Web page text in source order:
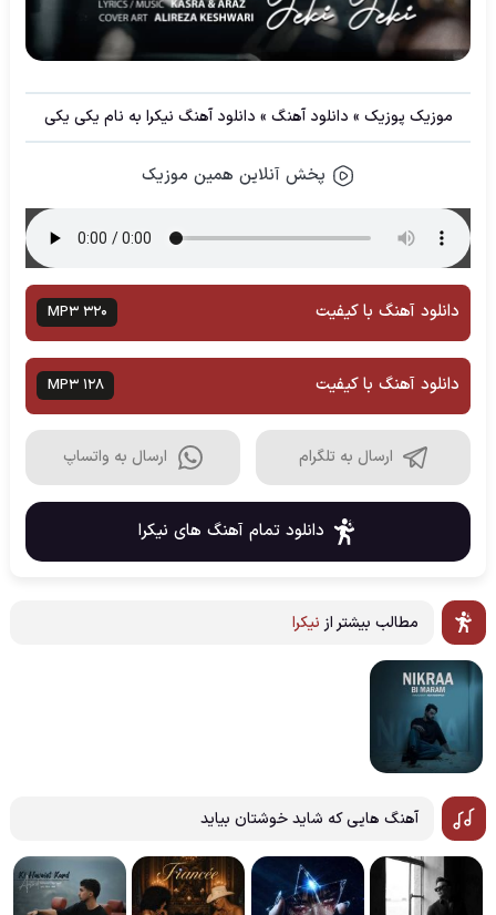
موزیک پوزیک » دانلود آهنگ » دانلود آهنگ نیکرا به نام یکی یکی
پخش آنلاین همین موزیک
دانلود آهنگ با کیفیت MP3 320
دانلود آهنگ با کیفیت MP3 128
ارسال به تلگرام ارسال به واتساپ
دانلود تمام آهنگ های نیکرا
مطالب بیشتر از نیکرا
آهنگ هایی که شاید خوشتان بیاید